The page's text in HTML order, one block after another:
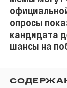
опросы
кандидата
шансы на